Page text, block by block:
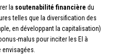
la soutenabilité financière du
telles que la diversification des
en développant la capitalisation)
malus pour inciter les EI à